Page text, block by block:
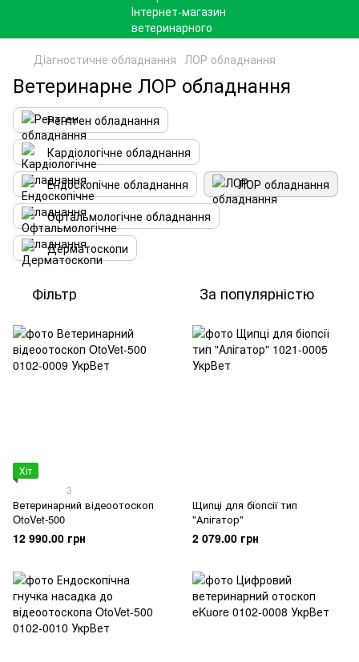
Діагностичне обладнання ЛОР обладнання
Ветеринарне ЛОР обладнання
Рентген обладнання
Кардіологічне обладнання
Ендоскопічне обладнання
ЛОР обладнання
Офтальмологічне обладнання
Дерматоскопи
Фільтр За популярністю
Хіт
3
Ветеринарний відеоотоскоп
OtoVet-500
12 990.00 грн
Щипці для біопсії тип
"Алігатор"
2 079.00 грн